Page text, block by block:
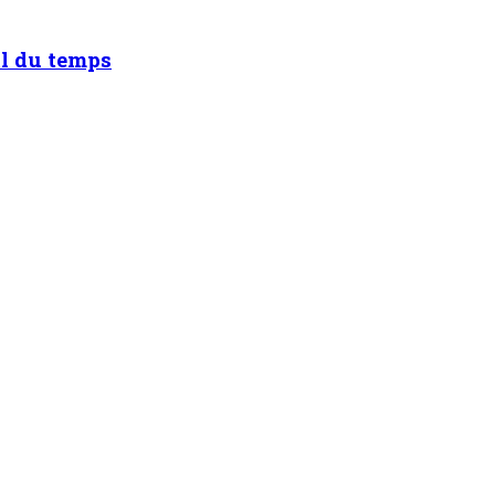
du temps